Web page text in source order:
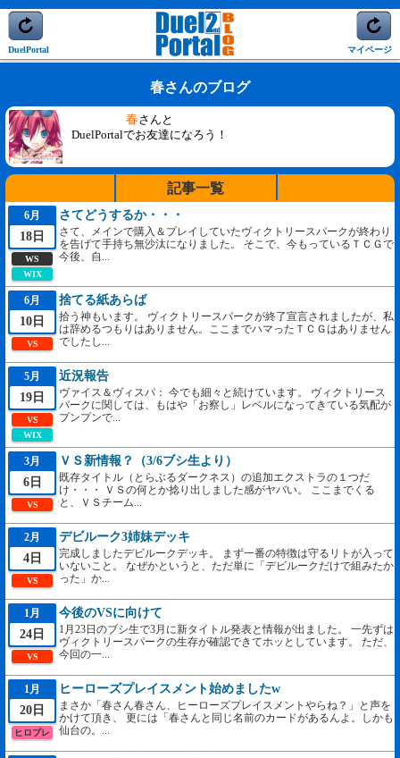
DuelPortal マイページ
春さんのブログ
春さんと
DuelPortalでお友達になろう！
記事一覧
6月
18日
WS
WIX
さてどうするか・・・
さて、メインで購入＆プレイしていたヴィクトリースパークが終わり
を告げて手持ち無沙汰になりました。 そこで、今もっているＴＣＧで
今後、自...
6月
10日
VS
捨てる紙あらば
拾う神もいます。 ヴィクトリースパークが終了宣言されましたが、私
は辞めるつもりはありません。ここまでハマったＴＣＧはありません
でしたし...
5月
19日
VS
WIX
近況報告
ヴァイス＆ヴィスパ： 今でも細々と続けています。 ヴィクトリース
パークに関しては、もはや「お察し」レベルになってきている気配が
プンプンで...
3月
6日
VS
ＶＳ新情報？（3/6ブシ生より）
既存タイトル（とらぶるダークネス）の追加エクストラの１つだ
け・・・ ＶＳの何とか捻り出しました感がヤバい。 ここまでくる
と、ＶＳチーム...
2月
4日
VS
デビルーク3姉妹デッキ
完成しましたデビルークデッキ。 まず一番の特徴は守るリトが入って
いないこと。 なぜかというと、ただ単に「デビルークだけで組みたか
った」か...
1月
24日
VS
今後のVSに向けて
1月23日のブシ生で3月に新タイトル発表と情報が出ました。 一先ずは
ヴィクトリースパークの生存が確認できてホッとしています。 ただ、
今回の一...
1月
20日
ヒロプレ
ヒーローズプレイスメント始めましたw
まさか「春さん春さん、ヒーローズプレイスメントやらね？」と声を
かけて頂き、 更には「春さんと同じ名前のカードがあるんよ。しかも
仙台の。...